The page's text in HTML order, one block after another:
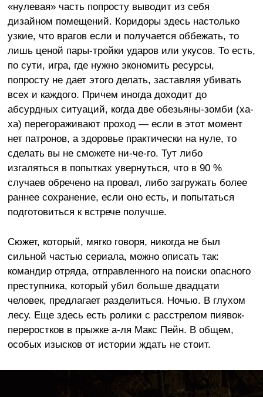
«нулевая» часть попросту выводит из себя
дизайном помещений. Коридоры здесь настолько
узкие, что врагов если и получается оббежать, то
лишь ценой пары-тройки ударов или укусов. То есть,
по сути, игра, где нужно экономить ресурсы,
попросту не дает этого делать, заставляя убивать
всех и каждого. Причем иногда доходит до
абсурдных ситуаций, когда две обезьяны-зомби (ха-
ха) перегораживают проход — если в этот момент
нет патронов, а здоровье практически на нуле, то
сделать вы не сможете ни-че-го. Тут либо
изгаляться в попытках увернуться, что в 90 %
случаев обречено на провал, либо загружать более
раннее сохранение, если оно есть, и попытаться
подготовиться к встрече получше.
Сюжет, который, мягко говоря, никогда не был
сильной частью сериала, можно описать так:
командир отряда, отправленного на поиски опасного
преступника, который убил больше двадцати
человек, предлагает разделиться. Ночью. В глухом
лесу. Еще здесь есть ролики с расстрелом пиявок-
переростков в прыжке а-ля Макс Пейн. В общем,
особых изысков от истории ждать не стоит.